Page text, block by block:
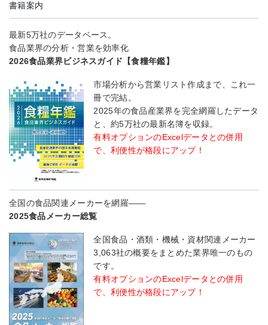
書籍案内
最新5万社のデータベース。
食品業界の分析・営業を効率化
2026食品業界ビジネスガイド【食糧年鑑】
市場分析から営業リスト作成まで、これ一
冊で完結。
2025年の食品産業界を完全網羅したデータ
と、約5万社の最新名簿を収録。
有料オプションのExcelデータとの併用
で、利便性が格段にアップ！
全国の食品関連メーカーを網羅――
2025食品メーカー総覧
全国食品・酒類・機械・資材関連メーカー
3,063社の概要をまとめた業界唯一のもの
です。
有料オプションのExcelデータとの併用
で、利便性が格段にアップ！